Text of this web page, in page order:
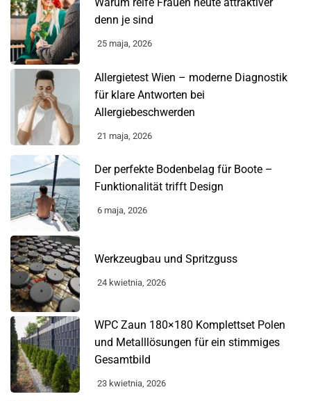
denn je sind
25 maja, 2026
Allergietest Wien – moderne Diagnostik
für klare Antworten bei
Allergiebeschwerden
21 maja, 2026
Der perfekte Bodenbelag für Boote –
Funktionalität trifft Design
6 maja, 2026
Werkzeugbau und Spritzguss
24 kwietnia, 2026
WPC Zaun 180×180 Komplettset Polen
und Metalllösungen für ein stimmiges
Gesamtbild
23 kwietnia, 2026